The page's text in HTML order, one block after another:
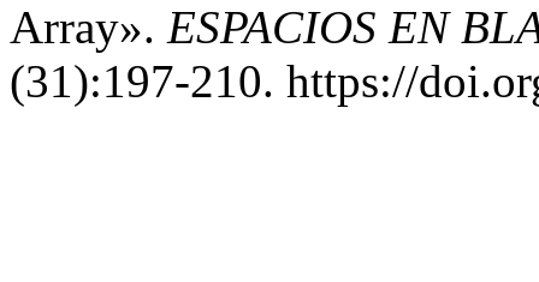
Array». ESPACIOS EN
(31):197-210. https://